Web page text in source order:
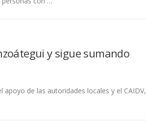
y sigue sumando
de las autoridades locales y el CAIDV,